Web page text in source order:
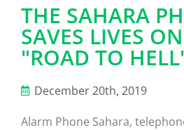
THE SAHARA
SAVES LIVES
"ROAD TO
December 20th, 2019
Alarm Phone Sahara,